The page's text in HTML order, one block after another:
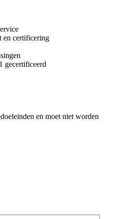
en certificering
gecertificeerd
en moet niet worden